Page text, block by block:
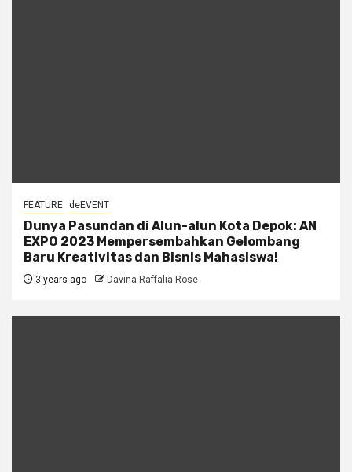
FEATURE deEVENT
Dunya Pasundan di Alun-alun Kota Depok: AN
EXPO 2023 Mempersembahkan Gelombang
Baru Kreativitas dan Bisnis Mahasiswa!
3 years ago Davina Raffalia Rose